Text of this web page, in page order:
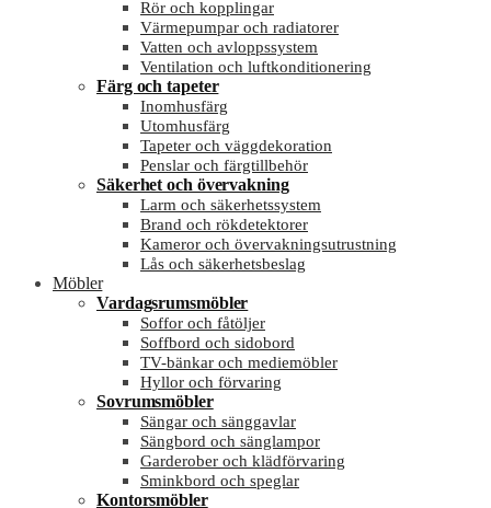
Rör och kopplingar
Värmepumpar och radiatorer
Vatten och avloppssystem
Ventilation och luftkonditionering
Färg och tapeter
Inomhusfärg
Utomhusfärg
Tapeter och väggdekoration
Penslar och färgtillbehör
Säkerhet och övervakning
Larm och säkerhetssystem
Brand och rökdetektorer
Kameror och övervakningsutrustning
Lås och säkerhetsbeslag
Möbler
Vardagsrumsmöbler
Soffor och fåtöljer
Soffbord och sidobord
TV-bänkar och mediemöbler
Hyllor och förvaring
Sovrumsmöbler
Sängar och sänggavlar
Sängbord och sänglampor
Garderober och klädförvaring
Sminkbord och speglar
Kontorsmöbler